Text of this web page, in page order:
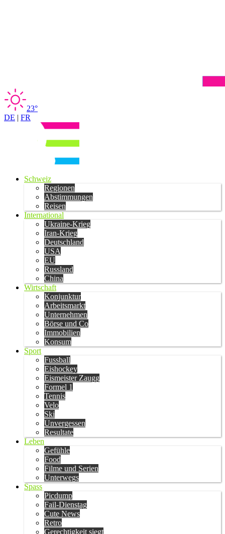
23°
DE | FR
Schweiz
Regionen
Abstimmungen
Reisen
International
Ukraine-Krieg
Iran-Krieg
Deutschland
USA
EU
Russland
China
Wirtschaft
Konjunktur
Arbeitsmarkt
Unternehmen
Börse und Co
Immobilien
Konsum
Sport
Fussball
Eishockey
Eismeister Zaugg
Formel 1
Tennis
Velo
Ski
Unvergessen
Resultate
Leben
Gefühle
Food
Filme und Serien
Unterwegs
Spass
Picdump
Fail-Dienstag
Cute News
Retro
Gerechtigkeit siegt